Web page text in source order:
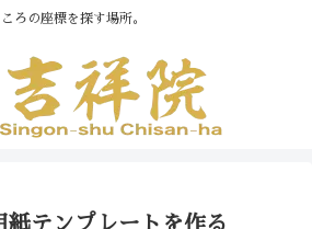
ころの座標を探す場所。
テンプレートを作る